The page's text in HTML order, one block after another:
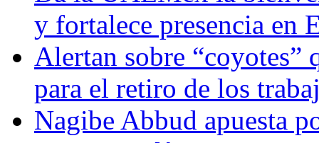
y fortalece presencia en
Alertan sobre “coyotes”
para el retiro de los
Nagibe Abbud apuesta